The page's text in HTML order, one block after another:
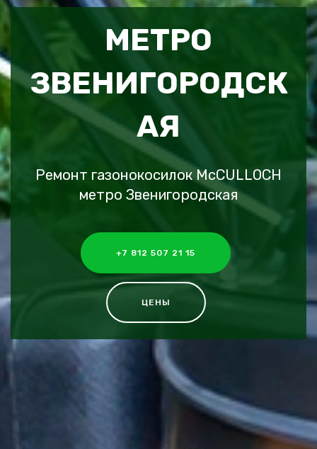
МЕТРО
ЗВЕНИГОРОДСК
АЯ
Ремонт газонокосилок McCULLOCH
метро Звенигородская
+7 812 507 21 15
ЦЕНЫ